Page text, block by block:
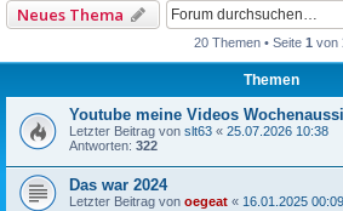
Neues Thema
20 Themen • Seite 1 von
Themen
Youtube meine Videos
Letzter Beitrag von slt63 « 25.07.2026 10:38
Antworten: 322
Das war 2024
Letzter Beitrag von oegeat « 16.01.2025 00:09